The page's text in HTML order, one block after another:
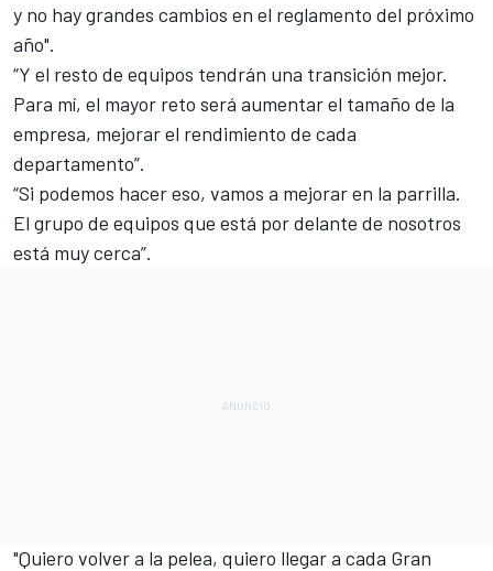
y no hay grandes cambios en el reglamento del próximo
año".
“Y el resto de equipos tendrán una transición mejor.
Para mí, el mayor reto será aumentar el tamaño de la
empresa, mejorar el rendimiento de cada
departamento”.
“Si podemos hacer eso, vamos a mejorar en la parrilla.
El grupo de equipos que está por delante de nosotros
está muy cerca”.
"Quiero volver a la pelea, quiero llegar a cada Gran